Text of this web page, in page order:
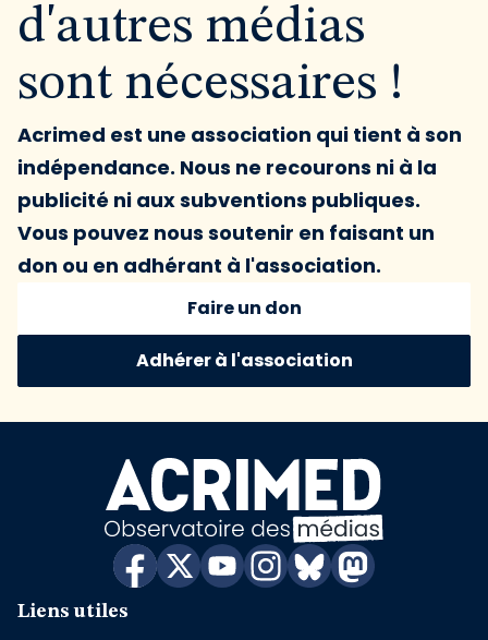
d'autres médias
sont nécessaires !
Acrimed est une association qui tient à son
indépendance. Nous ne recourons ni à la
publicité ni aux subventions publiques.
Vous pouvez nous soutenir en faisant un
don ou en adhérant à l'association.
Faire un don
Adhérer à l'association
Liens utiles